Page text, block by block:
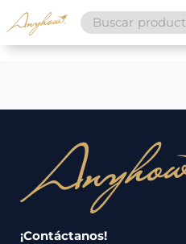
Search
for:
¡Contáctanos!
Nosotros
Servicios
Catálogo
Regalos